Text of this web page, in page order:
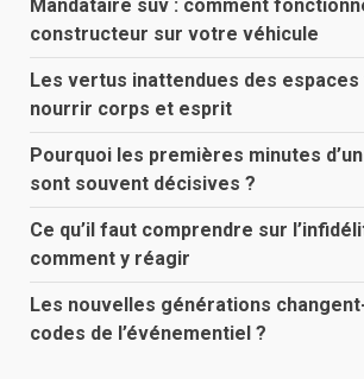
Mandataire suv : comment
constructeur sur votre véhicule
Les vertus inattendues des
nourrir corps et esprit
Pourquoi les premières minutes
sont souvent décisives ?
Ce qu’il faut comprendre sur
comment y réagir
Les nouvelles générations
codes de l’événementiel ?